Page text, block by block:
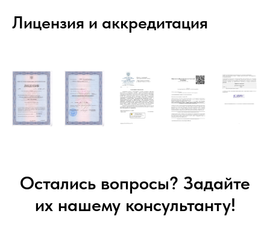
Лицензия и аккредитация
Остались вопросы? Задайте
их нашему консультанту!